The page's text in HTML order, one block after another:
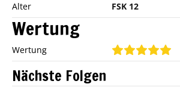
Alter
FSK 12
Wertung
Wertung
Nächste Folgen